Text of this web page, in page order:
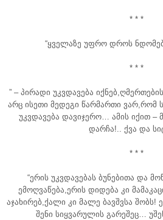
* * *
“ყველაზე უფრო დროს
* * *
” – პირადი უკვდავება
არც ისეთი მედეგი წარმართი ვარ,რომ
უკვდავება დავიჯერო… ამის იქით
დარჩა!.. ქვა და
* * *
“ერის უკვდავებას ბუნებითა და
ემოღვაწება,ერის დიდება კი
აჯახირებ,ქალი კი მალე ბავშვსა შობს!
შენი სიყვარულის გარეშეც…